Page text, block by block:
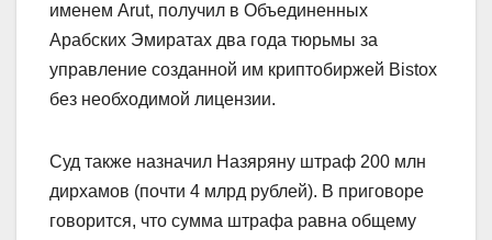
именем Arut, получил в Объединенных
Арабских Эмиратах два года тюрьмы за
управление созданной им криптобиржей Bistox
без необходимой лицензии.
Суд также назначил Назяряну штраф 200 млн
дирхамов (почти 4 млрд рублей). В приговоре
говорится, что сумма штрафа равна общему